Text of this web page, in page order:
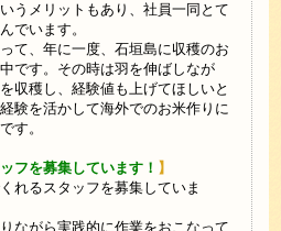
うメリットもあり、社員一同とて
でいます。
て、年に一度、石垣島に収穫のお
です。その時は羽を伸ばしなが
収穫し、経験値も上げてほしいと
験を活かして海外でのお米作りに
す。
フを募集しています！ 】
れるスタッフを募集していま
ながら実践的に作業をおこなって